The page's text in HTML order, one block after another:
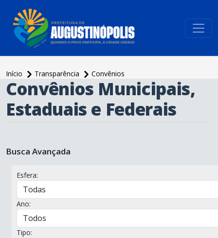
Início Transparência
Convênios
conteúdo
principal
Convênios Municipais,
Estaduais e Federais
Busca Avançada
Esfera:
Ano:
Tipo: